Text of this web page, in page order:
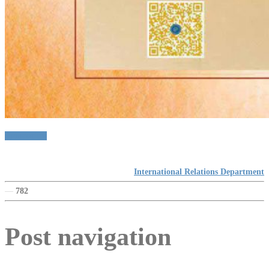
International Relations Department
— 782
Post navigation